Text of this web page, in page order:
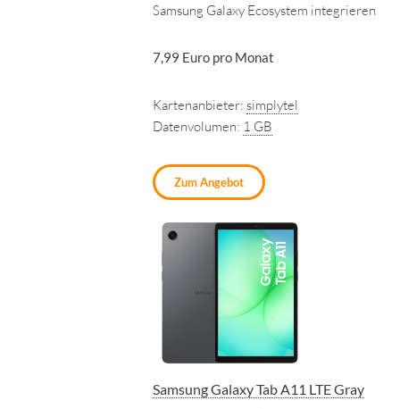
Samsung Galaxy Ecosystem integrieren
7,99 Euro pro Monat
Kartenanbieter: simplytel
Datenvolumen: 1 GB
Zum Angebot
Samsung Galaxy Tab A11 LTE Gray